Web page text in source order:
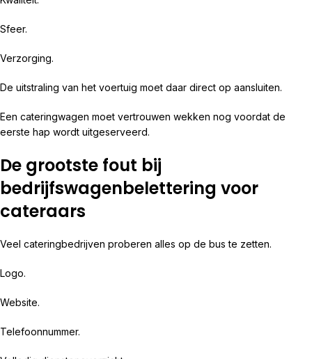
Sfeer.
Verzorging.
De uitstraling van het voertuig moet daar direct op aansluiten.
Een cateringwagen moet vertrouwen wekken nog voordat de
eerste hap wordt uitgeserveerd.
De grootste fout bij
bedrijfswagenbelettering voor
cateraars
Veel cateringbedrijven proberen alles op de bus te zetten.
Logo.
Website.
Telefoonnummer.